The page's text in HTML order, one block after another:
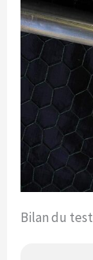
Bilan du test